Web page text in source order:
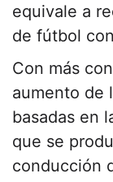
equivale a
de fútbol
Con más
aumento de
basadas en
que se
conducción